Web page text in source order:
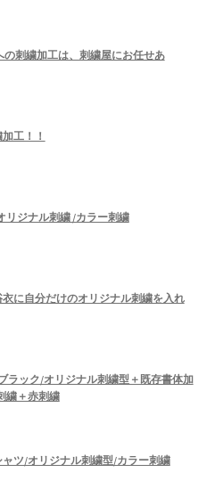
の刺繍加工は、刺繍屋にお任せあ
工！！
リジナル刺繍 /カラー刺繍
に自分だけのオリジナル刺繍を入れ
ラック/オリジナル刺繍型＋既存書体加
繍＋赤刺繍
ツ/オリジナル刺繍型/カラー刺繍